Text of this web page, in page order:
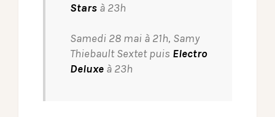
Stars à 23h
Samedi 28 mai à 21h, Samy
Thiebault Sextetpuis Electro
Deluxe à 23h